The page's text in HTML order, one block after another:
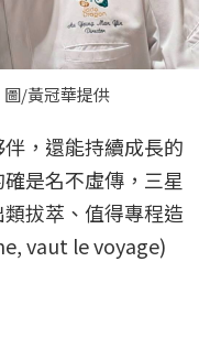
/黃冠華提供
，還能持續成長的
是名不虛傳，三星
拔萃、值得專程造
vaut le voyage)